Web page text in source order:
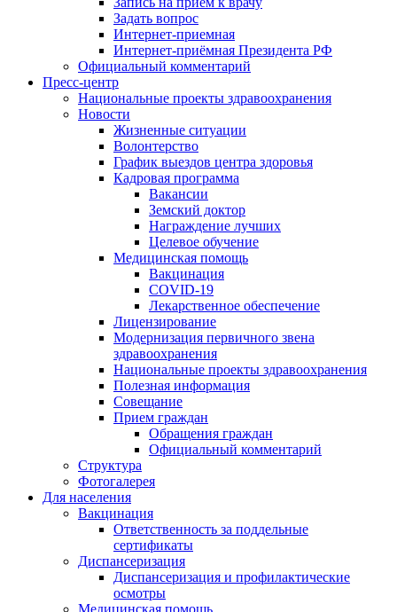
Задать вопрос
Интернет-приемная
Интернет-приёмная Президента РФ
Официальный комментарий
Пресс-центр
Национальные проекты здравоохранения
Новости
Жизненные ситуации
Волонтерство
График выездов центра здоровья
Кадровая программа
Вакансии
Земский доктор
Награждение лучших
Целевое обучение
Медицинская помощь
Вакцинация
COVID-19
Лекарственное обеспечение
Лицензирование
Модернизация первичного звена
здравоохранения
Национальные проекты здравоохранения
Полезная информация
Совещание
Прием граждан
Обращения граждан
Официальный комментарий
Структура
Фотогалерея
Для населения
Вакцинация
Ответственность за поддельные
сертификаты
Диспансеризация
Диспансеризация и профилактические
осмотры
Медицинская помощь